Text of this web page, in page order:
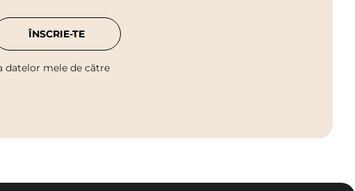
datelor mele de către
ÎNSCRIE-TE